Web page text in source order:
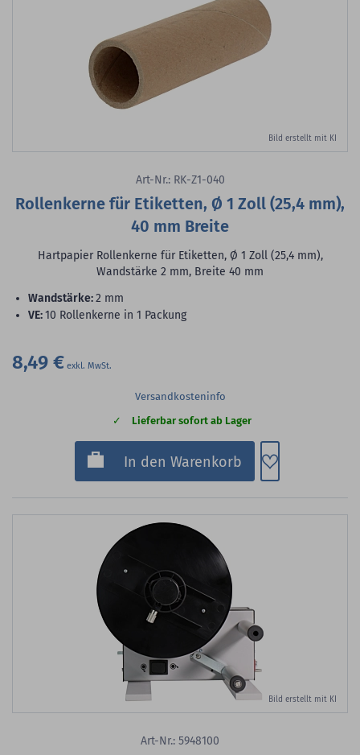
Bild erstellt mit KI
Art-Nr.: RK-Z1-040
Rollenkerne für Etiketten, Ø 1 Zoll (25,4 mm),
40 mm Breite
Hartpapier Rollenkerne für Etiketten, Ø 1 Zoll (25,4 mm),
Wandstärke 2 mm, Breite 40 mm
Wandstärke:2 mm
VE:10 Rollenkerne in 1 Packung
8,49 €
Versandkosteninfo
Lieferbar sofort ab Lager
In den Warenkorb Zum
Bild erstellt mit KI
Art-Nr.: 5948100